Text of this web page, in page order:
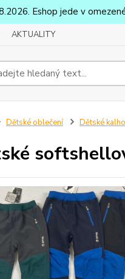
Eshop jede v
AKTUALITY
Dětské oblečení Dětské